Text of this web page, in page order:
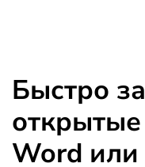
Быстро
Word